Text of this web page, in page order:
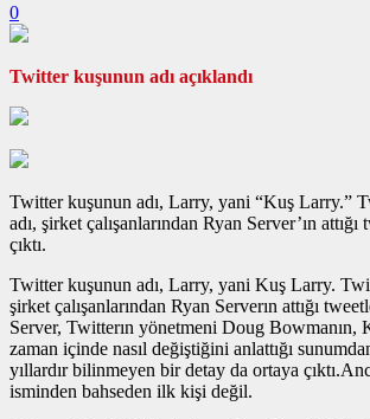
0
Twitter kuşunun adı açıklandı
Twitter kuşunun adı, Larry, yani “Kuş Larry.”
adı, şirket çalışanlarından Ryan Server’ın attığı
çıktı.
Twitter kuşunun adı, Larry, yani Kuş Larry.
şirket çalışanlarından Ryan Serverın attığı
Server, Twitterın yönetmeni Doug Bowmanın,
zaman içinde nasıl değiştiğini anlattığı
yıllardır bilinmeyen bir detay da ortaya
isminden bahseden ilk kişi değil.